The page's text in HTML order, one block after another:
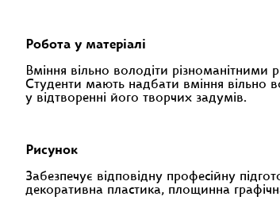
Робота у матеріалі
Вміння вільно володіти
Студенти мають надбати вміння вільно
у відтворенні його творчих задумів.
Рисунок
Забезпечує відповідну професійну
декоративна пластика, площинна